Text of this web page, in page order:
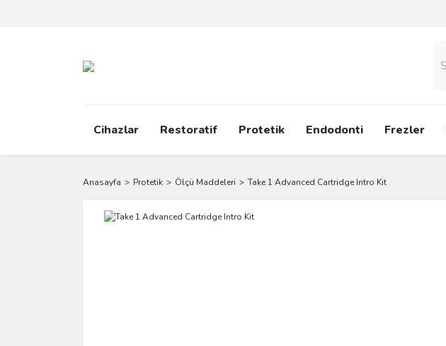
Cihazlar Restoratif Protetik Endodonti Frezler
Anasayfa Protetik Ölçü Maddeleri Take 1 Advanced Cartridge Intro Kit